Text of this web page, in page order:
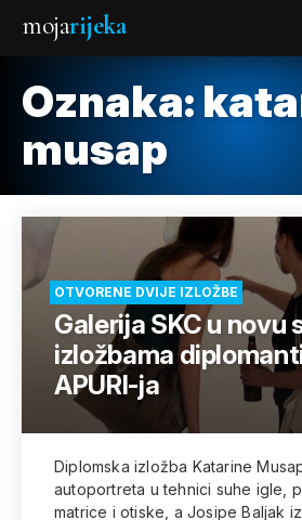
mojarijeka
Oznaka:
musap
OTVORENE DVIJE IZLOŽBE
Galerija SKC u novu
izložbama
APURI-ja
Diplomska izložba Katarine
autoportreta u tehnici suhe igle,
matrice i otiske, a Josipe Baljak